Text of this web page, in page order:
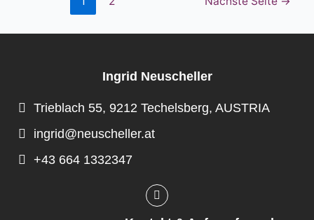
Ingrid Neuscheller
Trieblach 55, 9212 Techelsberg, AUSTRIA
ingrid@neuscheller.at
+43 664 1332347